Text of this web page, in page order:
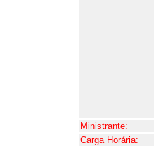
Ministrante:
Carga Horária: